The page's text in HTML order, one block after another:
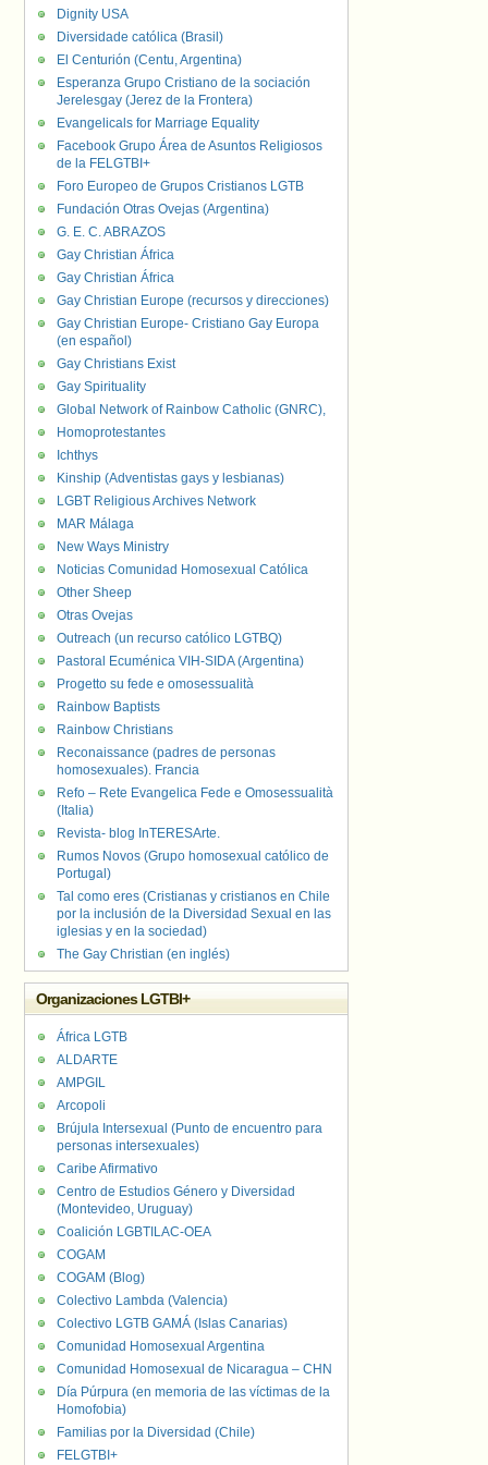
Dignity USA
Diversidade católica (Brasil)
El Centurión (Centu, Argentina)
Esperanza Grupo Cristiano de la sociación
Jerelesgay (Jerez de la Frontera)
Evangelicals for Marriage Equality
Facebook Grupo Área de Asuntos Religiosos
de la FELGTBI+
Foro Europeo de Grupos Cristianos LGTB
Fundación Otras Ovejas (Argentina)
G. E. C. ABRAZOS
Gay Christian África
Gay Christian África
Gay Christian Europe (recursos y direcciones)
Gay Christian Europe- Cristiano Gay Europa
(en español)
Gay Christians Exist
Gay Spirituality
Global Network of Rainbow Catholic (GNRC),
Homoprotestantes
Ichthys
Kinship (Adventistas gays y lesbianas)
LGBT Religious Archives Network
MAR Málaga
New Ways Ministry
Noticias Comunidad Homosexual Católica
Other Sheep
Otras Ovejas
Outreach (un recurso católico LGTBQ)
Pastoral Ecuménica VIH-SIDA (Argentina)
Progetto su fede e omosessualità
Rainbow Baptists
Rainbow Christians
Reconaissance (padres de personas
homosexuales). Francia
Refo – Rete Evangelica Fede e Omosessualità
(Italia)
Revista- blog InTERESArte.
Rumos Novos (Grupo homosexual católico de
Portugal)
Tal como eres (Cristianas y cristianos en Chile
por la inclusión de la Diversidad Sexual en las
iglesias y en la sociedad)
The Gay Christian (en inglés)
Organizaciones LGTBI+
África LGTB
ALDARTE
AMPGIL
Arcopoli
Brújula Intersexual (Punto de encuentro para
personas intersexuales)
Caribe Afirmativo
Centro de Estudios Género y Diversidad
(Montevideo, Uruguay)
Coalición LGBTILAC-OEA
COGAM
COGAM (Blog)
Colectivo Lambda (Valencia)
Colectivo LGTB GAMÁ (Islas Canarias)
Comunidad Homosexual Argentina
Comunidad Homosexual de Nicaragua – CHN
Día Púrpura (en memoria de las víctimas de la
Homofobia)
Familias por la Diversidad (Chile)
FELGTBI+